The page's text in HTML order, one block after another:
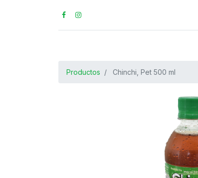
Productos Chinchi, Pet 500 ml